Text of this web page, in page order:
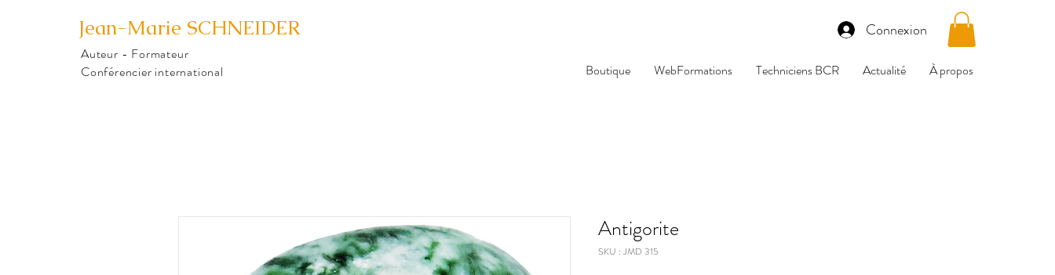
Jean-Marie SCHNEIDER
Auteur - Formateur
Conférencier international
Connexion
Boutique WebFormations Techniciens BCR Actualité À propos
Antigorite
SKU : JMD 315